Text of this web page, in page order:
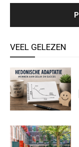
VEEL GELEZEN